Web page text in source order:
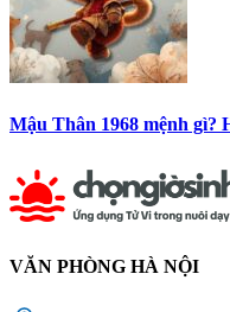
Mậu Thân 1968 mệnh gì?
VĂN PHÒNG HÀ NỘI